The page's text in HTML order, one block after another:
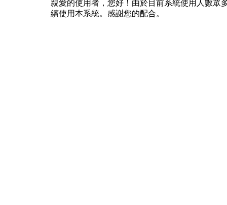
親愛的使用者，您好！由於目前系統使用人數眾
續使用本系統。感謝您的配合。